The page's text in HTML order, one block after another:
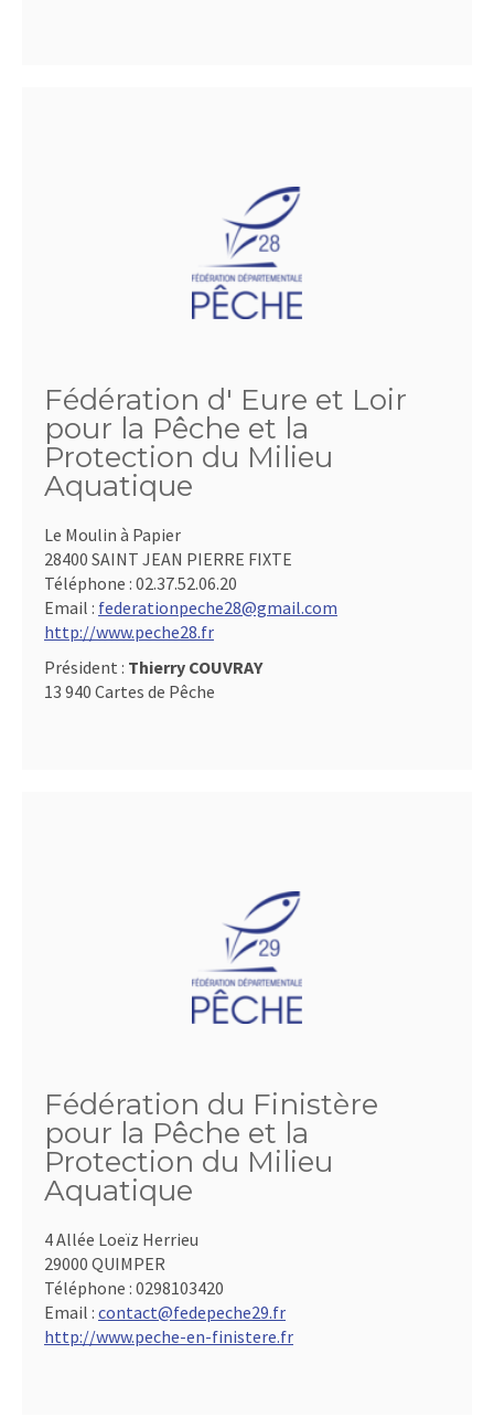
Fédération d' Eure et Loir
pour la Pêche et la
Protection du Milieu
Aquatique
Le Moulin à Papier
28400 SAINT JEAN PIERRE FIXTE
Téléphone : 02.37.52.06.20
Email : federationpeche28@gmail.com
http://www.peche28.fr
Président : Thierry COUVRAY
13 940 Cartes de Pêche
Fédération du Finistère
pour la Pêche et la
Protection du Milieu
Aquatique
4 Allée Loeïz Herrieu
29000 QUIMPER
Téléphone : 0298103420
Email : contact@fedepeche29.fr
http://www.peche-en-finistere.fr